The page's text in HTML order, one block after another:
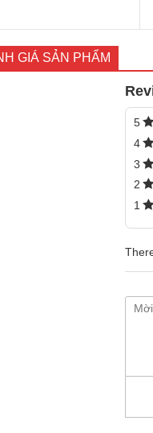
GIÁ SẢN PHẨM
5
4
3
2
1